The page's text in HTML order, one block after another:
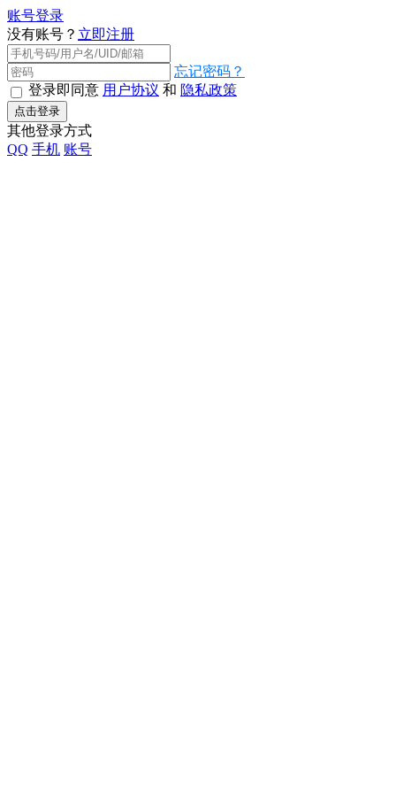
账号登录
没有账号？ 立即注册
忘记密码？
登录即同意 用户协议 和 隐私政策
点击登录
其他登录方式
QQ 手机 账号